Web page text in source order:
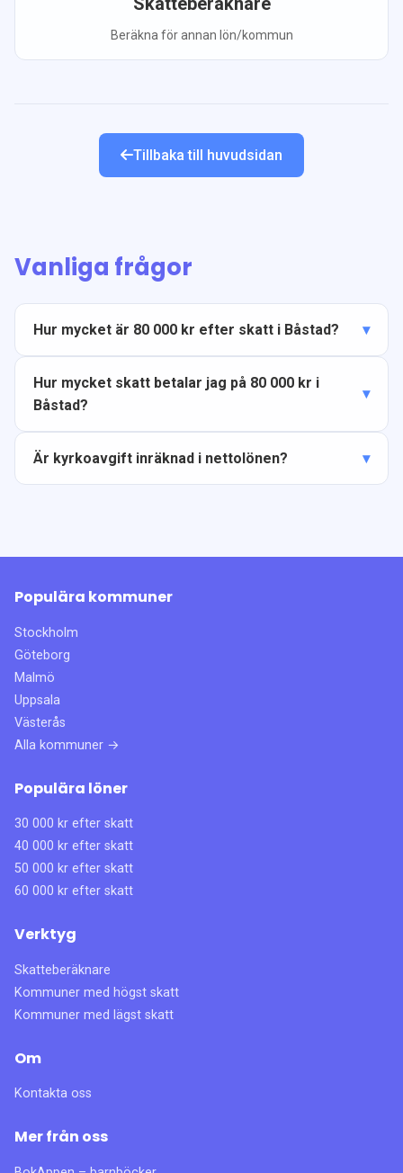
Beräkna för annan lön/kommun
Tillbaka till huvudsidan
Vanliga frågor
Hur mycket är 80 000 kr efter skatt i Båstad?
Hur mycket skatt betalar jag på 80 000 kr i
Båstad?
Är kyrkoavgift inräknad i nettolönen?
Populära kommuner
Stockholm
Göteborg
Malmö
Uppsala
Västerås
Alla kommuner →
Populära löner
30 000 kr efter skatt
40 000 kr efter skatt
50 000 kr efter skatt
60 000 kr efter skatt
Verktyg
Skatteberäknare
Kommuner med högst skatt
Kommuner med lägst skatt
Om
Kontakta oss
Mer från oss